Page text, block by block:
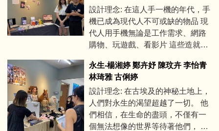
設計理念: 在這人手一機的年代，手
機已成為現代人不可或缺的物品 現
代人用手機無論是工作需求、網路
購物、玩遊戲、看影片 這些造就多
臺和新時代的新職業《網紅》 網紅
這個職業在網路的普及化下人人都
能當上 所以我們想挑戰如何能成為
網紅
永生-楊湘婷 鄭卉妤 陳玟卉 李怡青
林琦雅 古俐婷
設計理念: 在古埃及的神秘土地上，
人們對永生的渴望超越了一切。 他
們相信，在生命的盡頭，不僅有一
個無法想像的世界等待著他們， 還